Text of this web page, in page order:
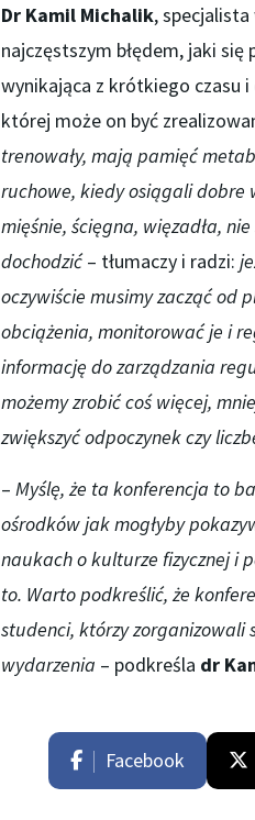
Dr Kamil Michalik,
najczęstszym błędem, jaki
wynikająca z krótkiego czasu i
której może on być
trenowały, mają pamięć
ruchowe, kiedy osiągali dobre
mięśnie, ścięgna, więzadła, nie
dochodzić– tłumaczy i radzi:
oczywiście musimy zacząć od
obciążenia, monitorować je i
informację do zarządzania
możemy zrobić coś więcej,
zwiększyć odpoczynek czy
– Myślę, że ta konferencja to
ośrodków jak mogłyby
naukach o kulturze fizycznej i
to. Warto podkreślić, że
studenci, którzy zorganizowali
wydarzenia – podkreśla dr
Facebook